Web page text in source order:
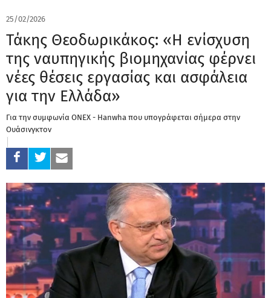
25/02/2026
Τάκης Θεοδωρικάκος: «Η ενίσχυση
της ναυπηγικής βιομηχανίας φέρνει
νέες θέσεις εργασίας και ασφάλεια
για την Ελλάδα»
Για την συμφωνία ONEX - Hanwha που υπογράφεται σήμερα στην
Ουάσινγκτον